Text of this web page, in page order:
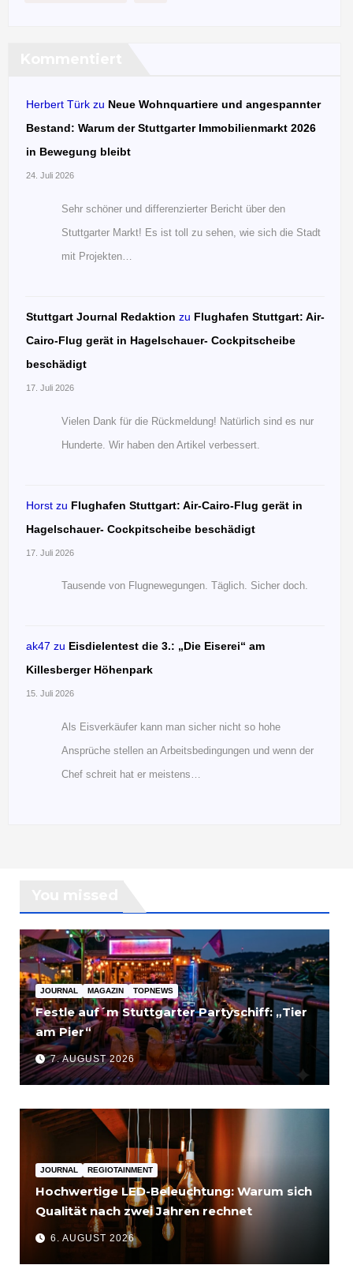
Herbert Türk zu Neue Wohnquartiere und angespannter
Bestand: Warum der Stuttgarter Immobilienmarkt 2026
in Bewegung bleibt
24. Juli 2026
Sehr schöner und differenzierter Bericht über den
Stuttgarter Markt! Es ist toll zu sehen, wie sich die Stadt
mit Projekten…
Stuttgart Journal Redaktion zu Flughafen Stuttgart: Air-
Cairo-Flug gerät in Hagelschauer- Cockpitscheibe
beschädigt
17. Juli 2026
Vielen Dank für die Rückmeldung! Natürlich sind es nur
Hunderte. Wir haben den Artikel verbessert.
Horst zu Flughafen Stuttgart: Air-Cairo-Flug gerät in
Hagelschauer- Cockpitscheibe beschädigt
17. Juli 2026
Tausende von Flugnewegungen. Täglich. Sicher doch.
ak47 zu Eisdielentest die 3.: „Die Eiserei“ am
Killesberger Höhenpark
15. Juli 2026
Als Eisverkäufer kann man sicher nicht so hohe
Ansprüche stellen an Arbeitsbedingungen und wenn der
Chef schreit hat er meistens…
JOURNAL MAGAZIN TOPNEWS
Festle auf´m Stuttgarter Partyschiff: „Tier
am Pier“
7. AUGUST 2026
JOURNAL REGIOTAINMENT
Hochwertige LED-Beleuchtung: Warum sich
Qualität nach zwei Jahren rechnet
6. AUGUST 2026